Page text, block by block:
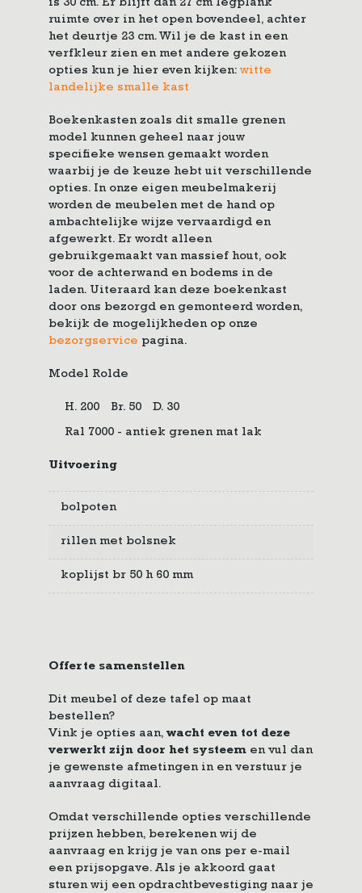
is 30 cm. Er blijft dan 27 cm legplank
ruimte over in het open bovendeel, achter
het deurtje 23 cm. Wil je de kast in een
verfkleur zien en met andere gekozen
opties kun je hier even kijken: witte
landelijke smalle kast
Boekenkasten zoals dit smalle grenen
model kunnen geheel naar jouw
specifieke wensen gemaakt worden
waarbij je de keuze hebt uit verschillende
opties. In onze eigen meubelmakerij
worden de meubelen met de hand op
ambachtelijke wijze vervaardigd en
afgewerkt. Er wordt alleen
gebruikgemaakt van massief hout, ook
voor de achterwand en bodems in de
laden. Uiteraard kan deze boekenkast
door ons bezorgd en gemonteerd worden,
bekijk de mogelijkheden op onze
bezorgservice pagina.
Model Rolde
H. 200 Br. 50 D. 30
Ral 7000 - antiek grenen mat lak
Uitvoering
bolpoten
rillen met bolsnek
koplijst br 50 h 60 mm
Offerte samenstellen
Dit meubel of deze tafel op maat
bestellen?
Vink je opties aan, wacht even tot deze
verwerkt zijn door het systeem en vul dan
je gewenste afmetingen in en verstuur je
aanvraag digitaal.
Omdat verschillende opties verschillende
prijzen hebben, berekenen wij de
aanvraag en krijg je van ons per e-mail
een prijsopgave. Als je akkoord gaat
sturen wij een opdrachtbevestiging naar je